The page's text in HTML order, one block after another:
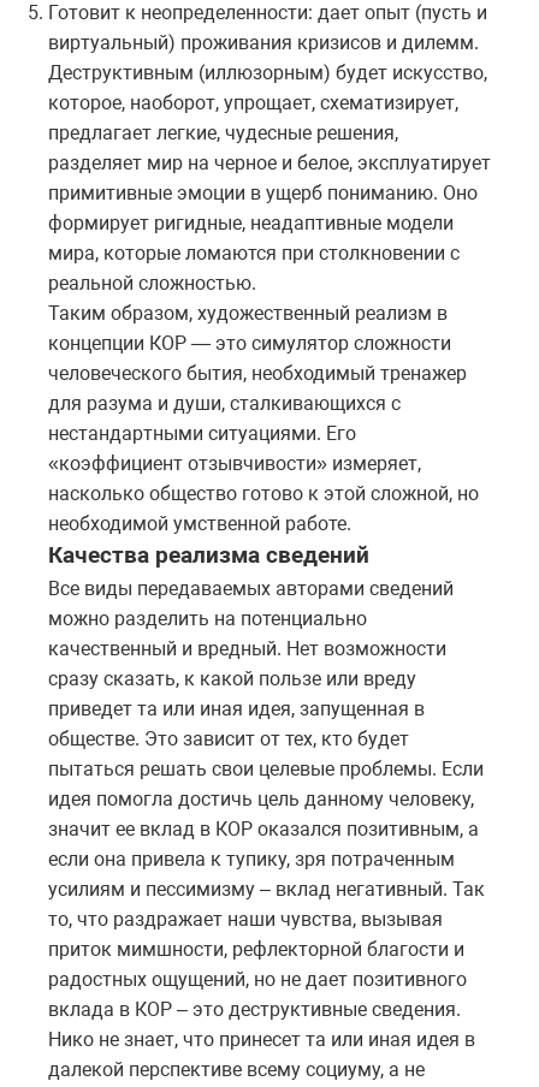
Готовит к неопределенности: дает опыт (пусть и
виртуальный) проживания кризисов и дилемм.
Деструктивным (иллюзорным) будет искусство,
которое, наоборот, упрощает, схематизирует,
предлагает легкие, чудесные решения,
разделяет мир на черное и белое, эксплуатирует
примитивные эмоции в ущерб пониманию. Оно
формирует ригидные, неадаптивные модели
мира, которые ломаются при столкновении с
реальной сложностью.
Таким образом, художественный реализм в
концепции КОР — это симулятор сложности
человеческого бытия, необходимый тренажер
для разума и души, сталкивающихся с
нестандартными ситуациями. Его
«коэффициент отзывчивости» измеряет,
насколько общество готово к этой сложной, но
необходимой умственной работе.
Качества реализма сведений
Все виды передаваемых авторами сведений
можно разделить на потенциально
качественный и вредный. Нет возможности
сразу сказать, к какой пользе или вреду
приведет та или иная идея, запущенная в
обществе. Это зависит от тех, кто будет
пытаться решать свои целевые проблемы. Если
идея помогла достичь цель данному человеку,
значит ее вклад в КОР оказался позитивным, а
если она привела к тупику, зря потраченным
усилиям и пессимизму – вклад негативный. Так
то, что раздражает наши чувства, вызывая
приток мимшности, рефлекторной благости и
радостных ощущений, но не дает позитивного
вклада в КОР – это деструктивные сведения.
Нико не знает, что принесет та или иная идея в
далекой перспективе всему социуму, а не